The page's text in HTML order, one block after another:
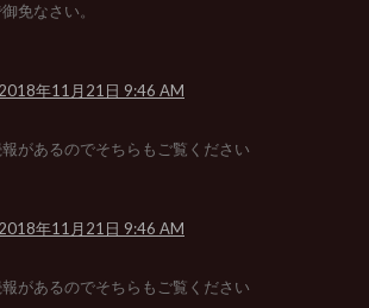
免なさい。
2018年11月21日 9:46 AM
報があるのでそちらもご覧ください
2018年11月21日 9:46 AM
報があるのでそちらもご覧ください